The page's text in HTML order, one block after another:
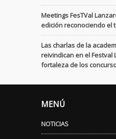
Meetings FesTVal
edición reconociendo el
Las charlas de la
reivindican en el Festval
fortaleza de los
MENÚ
NOTICIAS